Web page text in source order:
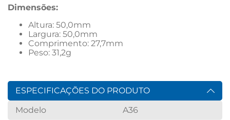
Dimensões:
Altura: 50,0mm
Largura: 50,0mm
Comprimento: 27,7mm
Peso: 31,2g
ESPECIFICAÇÕES DO PRODUTO
Modelo
A36